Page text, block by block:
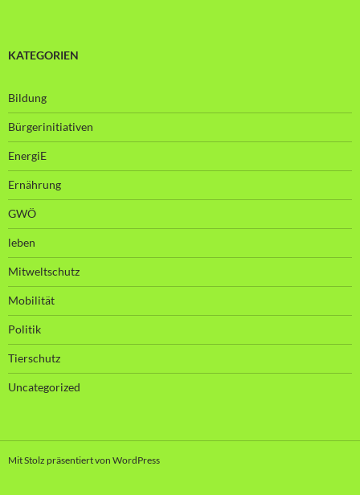
KATEGORIEN
Bildung
Bürgerinitiativen
EnergiE
Ernährung
GWÖ
leben
Mitweltschutz
Mobilität
Politik
Tierschutz
Uncategorized
Mit Stolz präsentiert von WordPress